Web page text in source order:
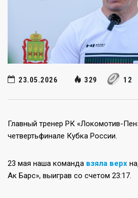
23.05.2026 329 12
Главный тренер РК «Локомотив-
четвертьфинале Кубка России.
23 мая наша команда взяла верх
Ак Барс», выиграв со счетом 23:17.